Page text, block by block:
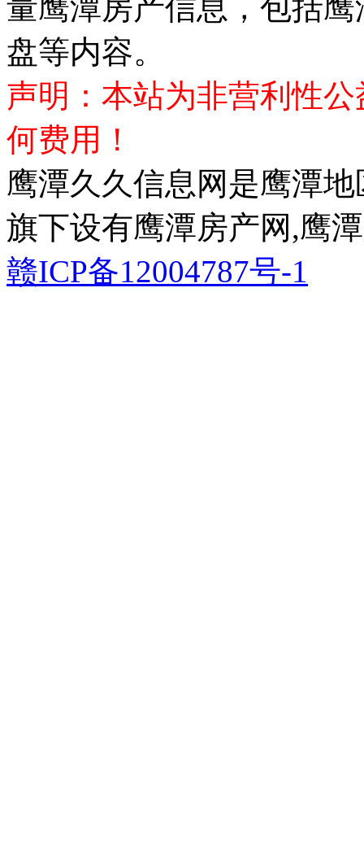
量鹰潭房产信息，包括
盘等内容。
声明：本站为非营利性
何费用！
鹰潭久久信息网是鹰潭
旗下设有鹰潭房产网,鹰
赣ICP备12004787号-1